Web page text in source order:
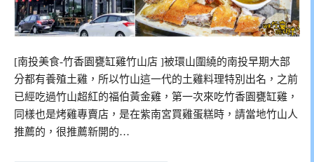
[南投美食-竹香園甕缸雞竹山店 ]被環山圍繞的南投早期大部
分都有養殖土雞，所以竹山這一代的土雞料理特別出名，之前
已經吃過竹山超紅的福伯黃金雞，第一次來吃竹香園甕缸雞，
同樣也是烤雞專賣店，是在紫南宮買雞蛋糕時，請當地竹山人
推薦的，很推薦新開的…